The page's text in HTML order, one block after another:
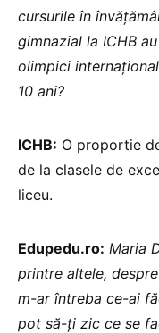
cursurile în
gimnazial la ICHB
olimpici
10 ani?
ICHB: O proportie
de la clasele de
liceu.
Edupedu.ro: Maria
printre altele,
m-ar întreba ce-ai
pot să-ți zic ce se